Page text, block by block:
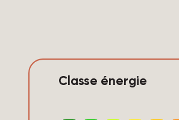
Classe énergie